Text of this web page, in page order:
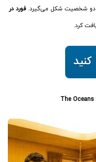
دو شخصیت شکل می‌گیرد. فورد در
کرد.